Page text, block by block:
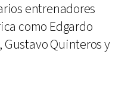
entrenadores
como Edgardo
Gustavo Quinteros y